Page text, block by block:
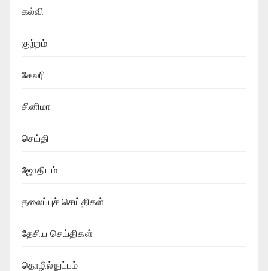
கல்வி
குற்றம்
கேலரி
சினிமா
செய்தி
ஜோதிடம்
தலைப்புச் செய்திகள்
தேசிய செய்திகள்
தொழில்நுட்பம்